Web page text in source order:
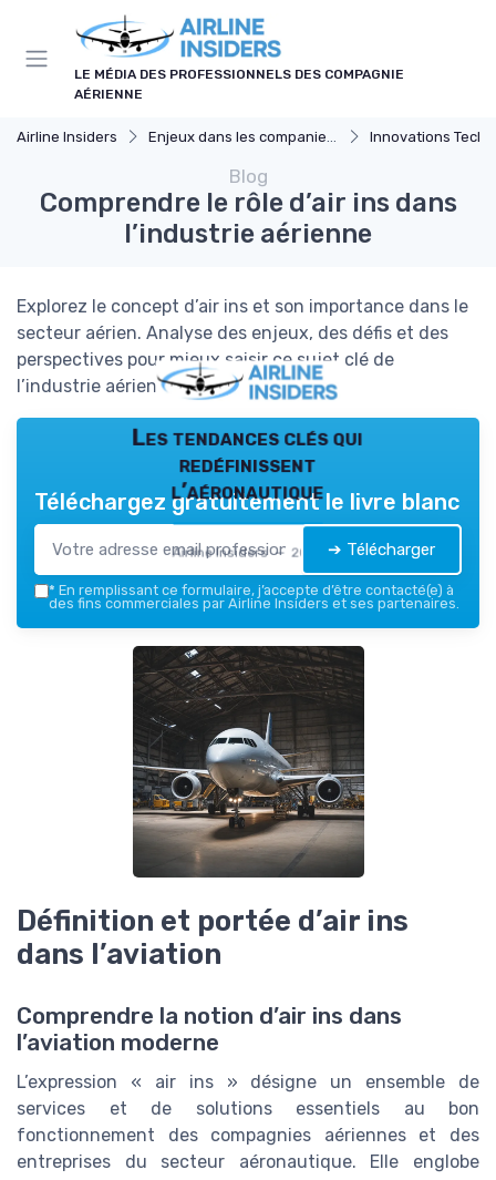
LE MÉDIA DES PROFESSIONNELS DES COMPAGNIE
AÉRIENNE
Airline Insiders Enjeux dans les companies d'aviation Innovations
Blog
Comprendre le rôle d’air ins dans
l’industrie aérienne
Explorez le concept d’air ins et son importance dans le
secteur aérien. Analyse des enjeux, des défis et des
perspectives pour mieux saisir ce sujet clé de
l’industrie aérienne.
Les tendances clés qui
redéfinissent
l’aéronautique
Airline Insiders — 2026
Téléchargez gratuitement le livre blanc
➔ Télécharger
* En remplissant ce formulaire, j’accepte d’être contacté(e) à
des fins commerciales par Airline Insiders et ses partenaires.
Définition et portée d’air ins
dans l’aviation
Comprendre la notion d’air ins dans
l’aviation moderne
L’expression « air ins » désigne un ensemble de
services et de solutions essentiels au bon
fonctionnement des compagnies aériennes et des
entreprises du secteur aéronautique. Elle englobe
Panneau de gestion des cookies